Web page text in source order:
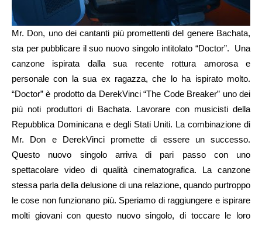
Mr. Don, uno dei cantanti più promettenti del genere Bachata,
sta per pubblicare il suo nuovo singolo intitolato “Doctor”. Una
canzone ispirata dalla sua recente rottura amorosa e
personale con la sua ex ragazza, che lo ha ispirato molto.
“Doctor” è prodotto da DerekVinci “The Code Breaker” uno dei
più noti produttori di Bachata. Lavorare con musicisti della
Repubblica Dominicana e degli Stati Uniti. La combinazione di
Mr. Don e DerekVinci promette di essere un successo.
Questo nuovo singolo arriva di pari passo con uno
spettacolare video di qualità cinematografica. La canzone
stessa parla della delusione di una relazione, quando purtroppo
le cose non funzionano più. Speriamo di raggiungere e ispirare
molti giovani con questo nuovo singolo, di toccare le loro